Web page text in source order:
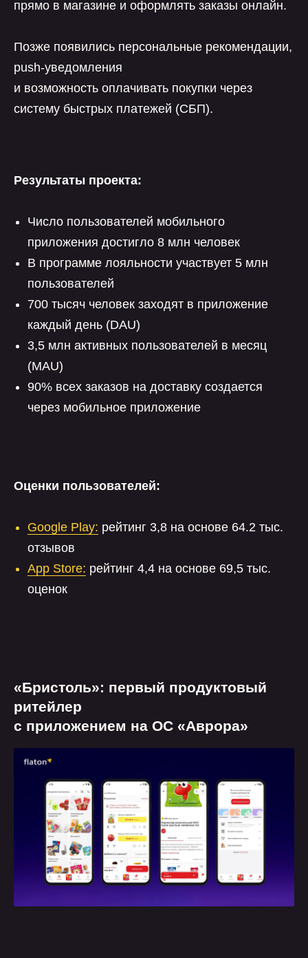
прямо в магазине и оформлять заказы онлайн.
Позже появились персональные рекомендации,
push-уведомления
и возможность оплачивать покупки через
систему быстрых платежей (СБП).
Результаты проекта:
Число пользователей мобильного
приложения достигло 8 млн человек
В программе лояльности участвует 5 млн
пользователей
700 тысяч человек заходят в приложение
каждый день (DAU)
3,5 млн активных пользователей в месяц
(MAU)
90% всех заказов на доставку создается
через мобильное приложение
Оценки пользователей:
Google Play: рейтинг 3,8 на основе 64.2 тыс.
отзывов
App Store: рейтинг 4,4 на основе 69,5 тыс.
оценок
«Бристоль»: первый продуктовый
ритейлер
с приложением на ОС «Аврора»
Если у вас возникла потребность
разработки для ОС Аврора, то
Алексей Чугуев
Коммерческий директор